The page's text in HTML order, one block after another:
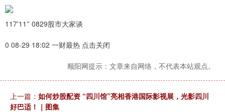
117'11'' 0829股市大家谈
0 08-29 18:02 一财最热 点击关闭
顺阳网提示：文章来自网络，不代表本站观点。
上一篇： 如何炒股配资 “四川馆”亮相香港国际影视展，光影四川
好巴适！｜图集